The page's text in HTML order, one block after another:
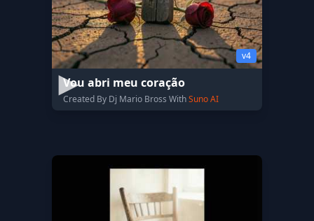
v4
Vou abri meu coração
Created By Dj Mario Bross WithSuno AI